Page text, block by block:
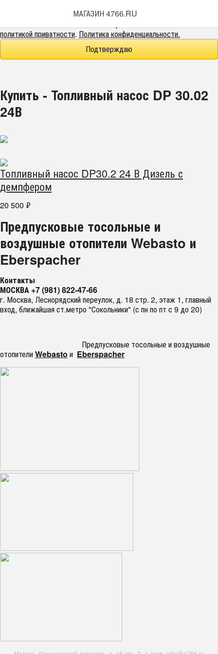
При использовании данного сайта вы подтверждаете свое
политикой приватности. Политика конфиденциальности.
Подтверждаю
МАГАЗИН 4766.RU
Купить - Топливный насос DP 30.02
24В
Топливный насос DP30.2 24 В Дизель с
демпфером
20 500 ₽
Предпусковые тосольные и
воздушные отопители Webasto и
Eberspacher
Контакты
МОСКВА +7 (981) 822-47-66
г. Москва, Леснорядский переулок, д. 18 стр. 2, этаж 1, главный
вход, ближайшая ст.метро "Сокольники" (с пн по пт с 9 до 20)
Предпусковые тосольные и воздушные
отопителиWebasto и Eberspacher